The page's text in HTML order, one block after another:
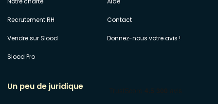
Recrutement RH
Vendre sur Slood
Slood Pro
Contact
Donnez-nous votre avis !
Un peu de juridique